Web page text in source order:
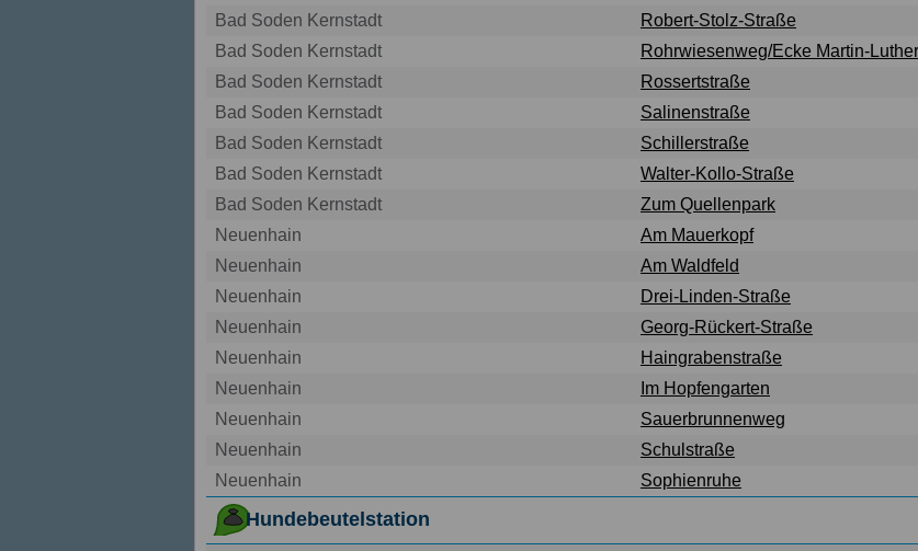
Bad Soden Kernstadt
Robert-Stolz-Straße
Bad Soden Kernstadt
Rohrwiesenweg/Ecke Martin-
Bad Soden Kernstadt
Rossertstraße
Bad Soden Kernstadt
Salinenstraße
Bad Soden Kernstadt
Schillerstraße
Bad Soden Kernstadt
Walter-Kollo-Straße
Bad Soden Kernstadt
Zum Quellenpark
Neuenhain
Am Mauerkopf
Neuenhain
Am Waldfeld
Neuenhain
Drei-Linden-Straße
Neuenhain
Georg-Rückert-Straße
Neuenhain
Haingrabenstraße
Neuenhain
Im Hopfengarten
Neuenhain
Sauerbrunnenweg
Neuenhain
Schulstraße
Neuenhain
Sophienruhe
Hundebeutelstation